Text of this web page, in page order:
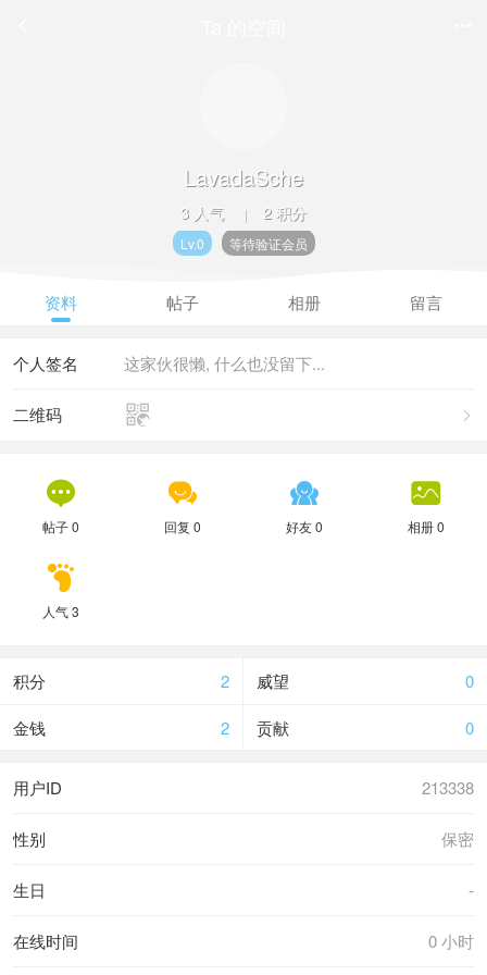
LavadaSche
3 人气 | 2 积分
Lv.0 等待验证会员
资料 帖子 相册 留言
这家伙很懒, 什么也没留下...
个人签名


二维码

帖子 0

回复 0

好友 0

相册 0

人气 3
2
积分 0
威望
2
金钱 0
贡献
213338
用户ID
保密
性别
-
生日
0 小时
在线时间